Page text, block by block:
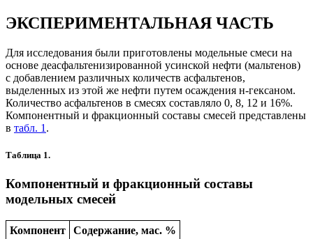
ЭКСПЕРИМЕНТАЛЬНАЯ ЧАСТЬ
Для исследования были приготовлены модельные смеси на
основе деасфальтенизированной усинской нефти (мальтенов)
с добавлением различных количеств асфальтенов,
выделенных из этой же нефти путем осаждения н-гексаном.
Количество асфальтенов в смесях составляло 0, 8, 12 и 16%.
Компонентный и фракционный составы смесей представлены
в табл. 1 .
Таблица 1.
Компонентный и фракционный составы
модельных смесей
Компонент
Содержание, мас. %